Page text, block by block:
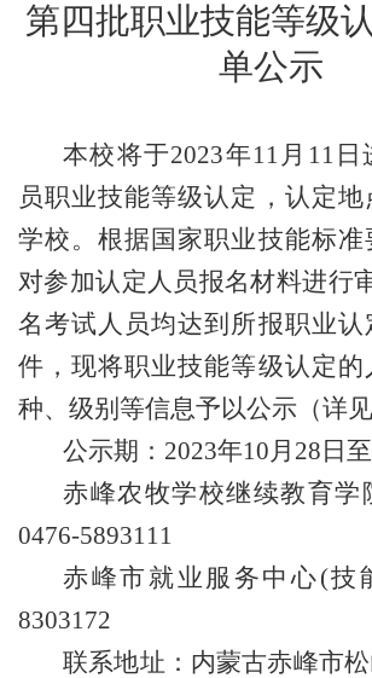
第四批职业技能等级
单公示
本校将于2023年11月11日
员职业技能等级认定，认定
学校。根据国家职业技能标准
对参加认定人员报名材料进行
名考试人员均达到所报职业认
件，现将职业技能等级认定的
种、级别等信息予以公示（详见
公示期：2023年10月28日至
赤峰农牧学校继续教育学
0476-5893111
赤峰市就业服务中心(技
8303172
联系地址：内蒙古赤峰市